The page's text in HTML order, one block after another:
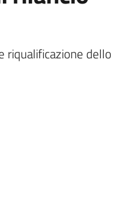
riqualificazione dello